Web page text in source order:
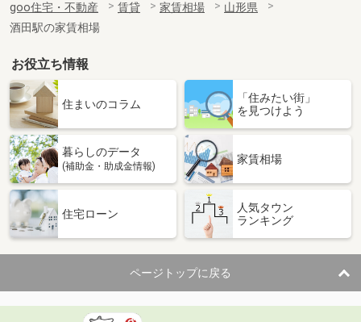
goo住宅・不動産 賃貸 家賃相場
山形県
酒田駅の家賃相場
お役立ち情報
住まいのコラム
「住みたい街」
を見つけよう
暮らしのデータ
(補助金・助成金情報)
家賃相場
住宅ローン
人気タウン
ランキング
ページトップに戻る